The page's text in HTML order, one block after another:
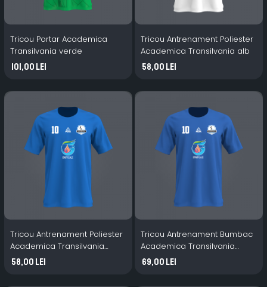
Tricou Portar Academica
Transilvania verde
101,00 Lei
Tricou Antrenament Poliester
Academica Transilvania alb
58,00 Lei
Tricou Antrenament Poliester
Academica Transilvania
albastru
58,00 Lei
Tricou Antrenament Bumbac
Academica Transilvania
albastru
69,00 Lei